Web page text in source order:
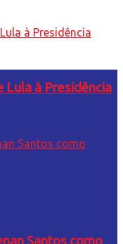
Lula à Presidência
Santos como